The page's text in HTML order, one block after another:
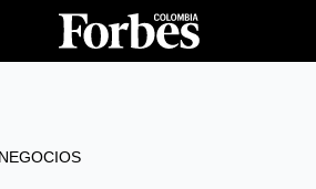
NEGOCIOS